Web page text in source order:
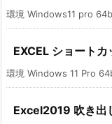
環境 Windows11 pro
EXCEL ショート
環境 Windows 11 Pro
Excel2019 吹き出